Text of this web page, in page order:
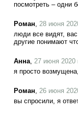
посмотреть – одни
Роман, 28 июня
люди все видят, вас
другие понимают
Анна, 27 июня 2020
я просто
Роман, 26 июня
вы спросили, я